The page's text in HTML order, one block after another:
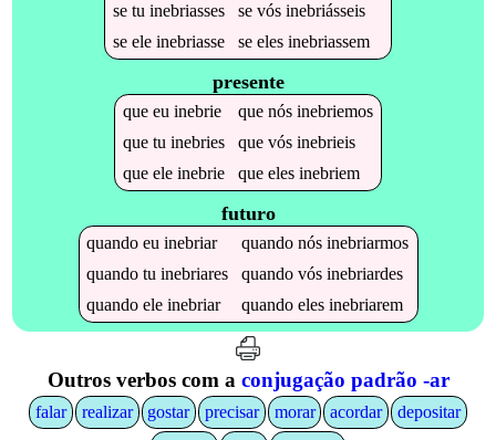
se tu inebriasses se vós inebriásseis
se ele inebriasse se eles inebriassem
presente
que eu inebrie que nós inebriemos
que tu inebries que vós inebrieis
que ele inebrie que eles inebriem
futuro
quandoeuinebriar quandonósinebriarmos
quandotuinebriares quandovósinebriardes
quandoeleinebriar quandoelesinebriarem
Outros verbos com a conjugação padrão -ar
falar realizar gostar precisar morar acordar
depositar